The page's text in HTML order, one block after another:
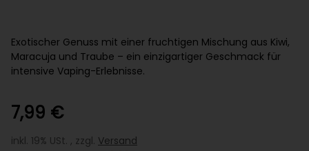
Exotischer Genuss mit einer fruchtigen Mischung aus Kiwi,
Maracuja und Traube – ein einzigartiger Geschmack für
intensive Vaping-Erlebnisse.
7,99 €
inkl. 19% USt. , zzgl. Versand